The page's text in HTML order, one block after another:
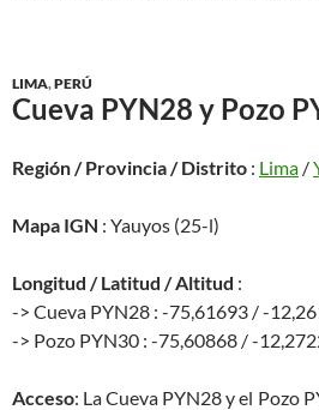
LIMA,PERÚ
Cueva PYN28 y Pozo
Región / Provincia / Distrito : Lima /
Mapa IGN : Yauyos (25-l)
Longitud / Latitud / Altitud :
-> Cueva PYN28 : -75,61693 / -
-> Pozo PYN30 : -75,60868 / -
Acceso: La Cueva PYN28 y el Pozo